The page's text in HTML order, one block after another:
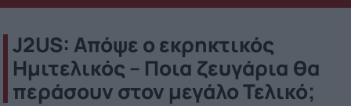
J2US: Απόψε ο εκρηκτικός
Ημιτελικός – Ποια ζευγάρια θα
περάσουν στον μεγάλο Τελικό;